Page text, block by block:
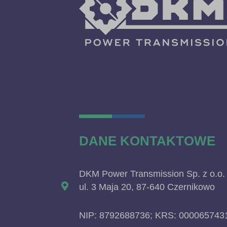
DANE KONTAKTOWE
DKM Power Transmission Sp. z o.o.
ul. 3 Maja 20, 87-640 Czernikowo
NIP: 8792688736; KRS: